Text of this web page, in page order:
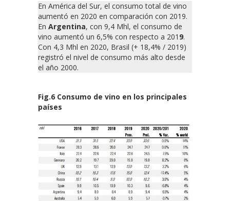
En América del Sur, el consumo total de vino
aumentó en 2020 en comparación con 2019.
En Argentina, con 9,4 Mhl, el consumo de
vino aumentó un 6,5% con respecto a 201 9.
Con 4,3 Mhl en 2020, Brasil (+ 18,4% / 2019)
registró el nivel de consumo más alto desde
el año 2000.
Fig.6 Consumo de vino en los principales
países